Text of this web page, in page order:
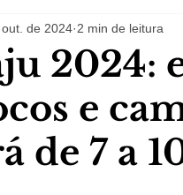
2024:
e
de 7 a
de 2024 2 min de leitura